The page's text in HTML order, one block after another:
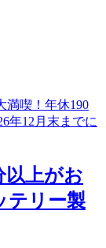
以上がお
テリー製